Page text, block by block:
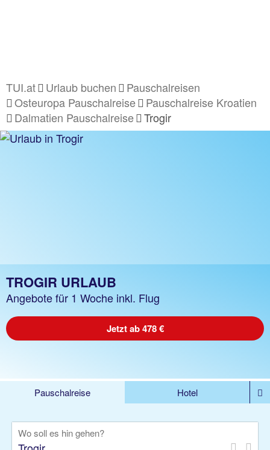
TUI.at Urlaub buchen
Pauschalreisen
Osteuropa Pauschalreise
Pauschalreise Kroatien
Dalmatien Pauschalreise
Trogir
TROGIR URLAUB
Angebote für 1 Woche inkl. Flug
Jetzt ab 478 €
Pauschalreise
Hotel
Rundreise
Kreuzfahrt
Wo soll es hin gehen?